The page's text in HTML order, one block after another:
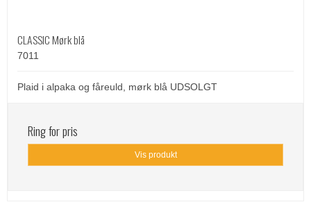
CLASSIC Mørk blå
7011
Plaid i alpaka og fåreuld, mørk blå UDSOLGT
Ring for pris
Vis produkt